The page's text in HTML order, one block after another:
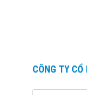
CÔNG TY